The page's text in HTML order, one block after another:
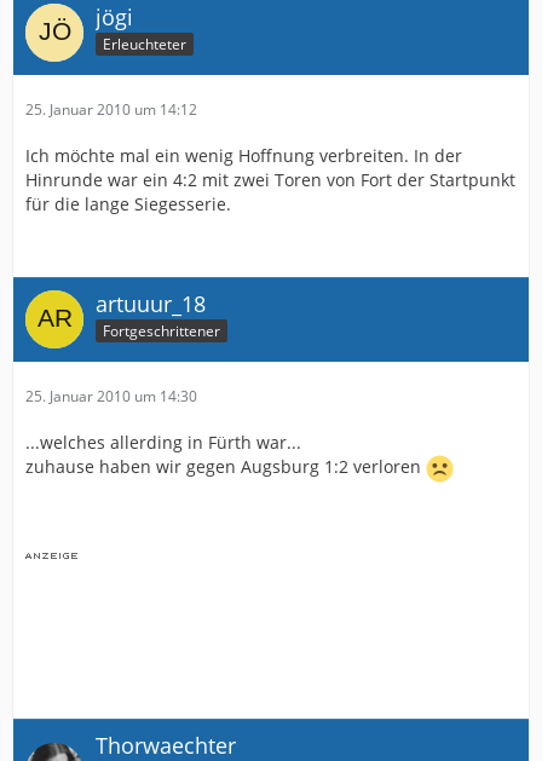
jögi
Erleuchteter
25. Januar 2010 um 14:12
Ich möchte mal ein wenig Hoffnung verbreiten. In der
Hinrunde war ein 4:2 mit zwei Toren von Fort der Startpunkt
für die lange Siegesserie.
artuuur_18
Fortgeschrittener
25. Januar 2010 um 14:30
...welches allerding in Fürth war...
zuhause haben wir gegen Augsburg 1:2 verloren
Thorwaechter